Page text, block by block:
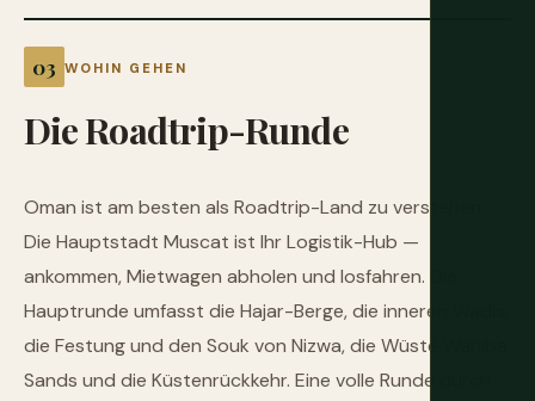
WOHIN GEHEN
DieRoadtrip-Runde
Oman ist am besten als Roadtrip-Land zu verstehen.
Die Hauptstadt Muscat ist Ihr Logistik-Hub —
ankommen, Mietwagen abholen und losfahren. Die
Hauptrunde umfasst die Hajar-Berge, die inneren Wadis,
die Festung und den Souk von Nizwa, die Wüste Wahiba
Sands und die Küstenrückkehr. Eine volle Runde durch